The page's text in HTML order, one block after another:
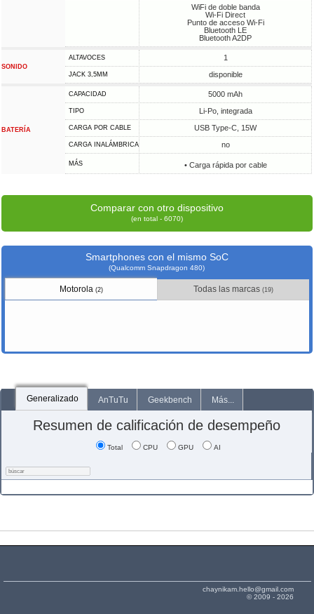
WiFi de doble banda
Wi-Fi Direct
Punto de acceso Wi-Fi
Bluetooth LE
Bluetooth A2DP
SONIDO
ALTAVOCES 1
JACK 3,5MM disponible
BATERÍA
CAPACIDAD 5000 mAh
TIPO Li-Po, integrada
CARGA POR CABLE USB Type-C, 15W
CARGA INALÁMBRICA no
MÁS • Carga rápida por cable
Comparar con otro dispositivo
(en total - 6070)
Smartphones con el mismo SoC
(Qualcomm Snapdragon 480)
Motorola (2) Todas las marcas (19)
Generalizado AnTuTu Geekbench Más...
Resumen de calificación de desempeño
Total CPU GPU AI
chaynikam.hello@gmail.com
© 2009 - 2026